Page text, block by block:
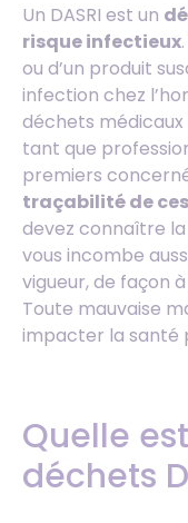
Un DASRI est un
risque infectieux
ou d’un produit
infection chez
déchets médicaux
tant que
premiers
traçabilité de
devez connaître la
vous incombe
vigueur, de façon
Toute mauvaise
impacter la santé
Quelle
déchets